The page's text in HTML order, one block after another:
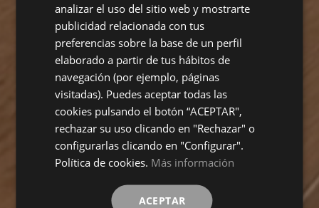
analizar el uso del sitio web y mostrarte
publicidad relacionada con tus
preferencias sobre la base de un perfil
elaborado a partir de tus hábitos de
navegación (por ejemplo, páginas
visitadas). Puedes aceptar todas las
cookies pulsando el botón “ACEPTAR",
rechazar su uso clicando en "Rechazar" o
configurarlas clicando en "Configurar".
Política de cookies. Más información
ACEPTAR